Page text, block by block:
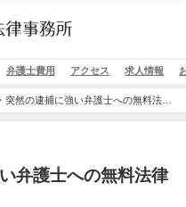
弁護士費用 アクセス 求人情報
突然の逮捕に強い弁護士への無料法律
弁護士への無料法律